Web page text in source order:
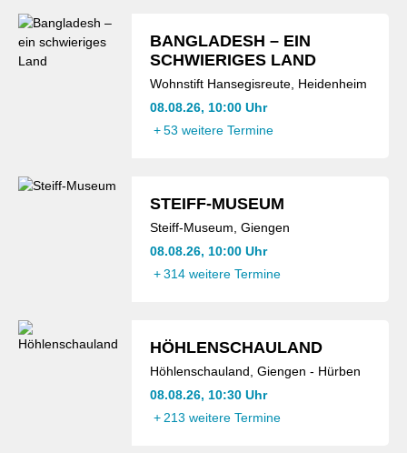
BANGLADESH – EIN
SCHWIERIGES LAND
Wohnstift Hansegisreute, Heidenheim
08.08.26, 10:00 Uhr
+ 53 weitere Termine
STEIFF-MUSEUM
Steiff-Museum, Giengen
08.08.26, 10:00 Uhr
+ 314 weitere Termine
HÖHLENSCHAULAND
Höhlenschauland, Giengen - Hürben
08.08.26, 10:30 Uhr
+ 213 weitere Termine